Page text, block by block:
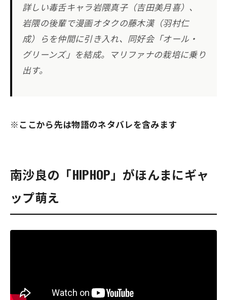
詳しい毒舌キャラ岩隈真子（吉田美月喜）、
岩隈の後輩で漫画オタクの藤木漢（羽村仁
成）らを仲間に引き入れ、同好会「オール・
グリーンズ」を結成。マリファナの栽培に乗り
出す。
※ここから先は物語のネタバレを含みます
南沙良の「HIPHOP」がほんまにギャ
ップ萌え